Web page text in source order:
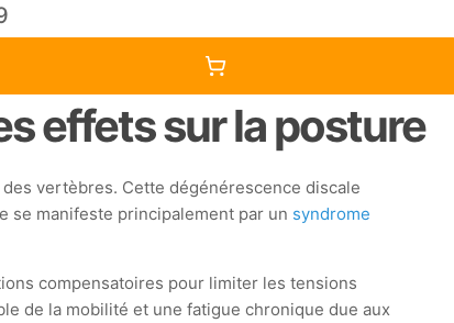
effets sur la posture
vertèbres. Cette dégénérescence discale
se manifeste principalement par un syndrome
compensatoires pour limiter les tensions
de la mobilité et une fatigue chronique due aux